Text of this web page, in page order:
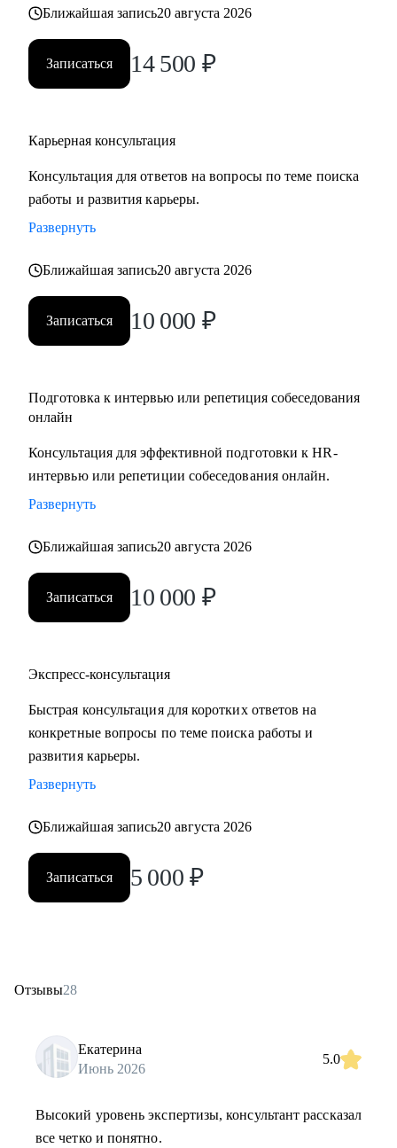
• часто меняли работу;
• захотели вернуться из фриланса, своего бизнеса в найм;
• хотите сменить профессию, но не знаете, как грамотно
построить поиск работы.
Ближайшая запись20 августа 2026
Записаться 14 500 ₽
Карьерная консультация
Консультация для ответов на вопросы по теме поиска
работы и развития карьеры.
Развернуть
Ближайшая запись20 августа 2026
Записаться 10 000 ₽
Подготовка к интервью или репетиция собеседования
онлайн
Консультация для эффективной подготовки к HR-
интервью или репетиции собеседования онлайн.
Развернуть
Ближайшая запись20 августа 2026
Записаться 10 000 ₽
Экспресс-консультация
Быстрая консультация для коротких ответов на
конкретные вопросы по теме поиска работы и
развития карьеры.
Развернуть
Ближайшая запись20 августа 2026
Записаться 5 000 ₽
Отзывы28
Екатерина
Июнь 2026
5.0
Высокий уровень экспертизы, консультант рассказал
все четко и понятно.